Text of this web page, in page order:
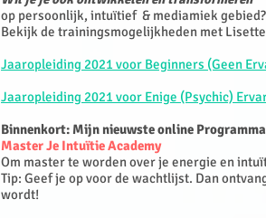
op persoonlijk, intuïtief & mediamiek gebied?
Bekijk de trainingsmogelijkheden met
Jaaropleiding 2021 voor Beginners (Geen
Jaaropleiding 2021 voor Enige (Psychic)
Binnenkort: Mijn nieuwste online
Master Je Intuïtie Academy
Om master te worden over je energie en
Tip: Geef je op voor de wachtlijst. Dan
wordt!